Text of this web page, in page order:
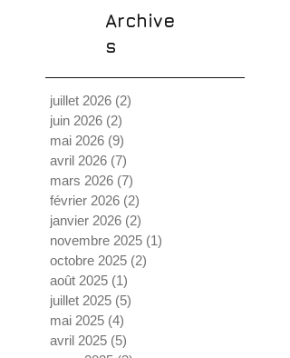
Archive
s
juillet 2026 (2)
juin 2026 (2)
mai 2026 (9)
avril 2026 (7)
mars 2026 (7)
février 2026 (2)
janvier 2026 (2)
novembre 2025 (1)
octobre 2025 (2)
août 2025 (1)
juillet 2025 (5)
mai 2025 (4)
avril 2025 (5)